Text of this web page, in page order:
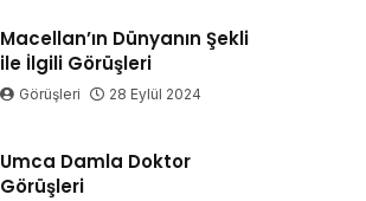
Macellan’ın Dünyanın Şekli
ile İlgili Görüşleri
Görüşleri 28 Eylül 2024
Umca Damla Doktor
Görüşleri